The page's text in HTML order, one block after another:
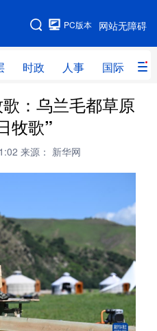
网站无障碍
PC版本
时政 人事 国际 财
地图
时政 人事
网评
全球连线
健康 军事
图片 政务
金融 汽车
信息化 数字经济
：乌兰毛都草原
牧歌”
来源： 新华网